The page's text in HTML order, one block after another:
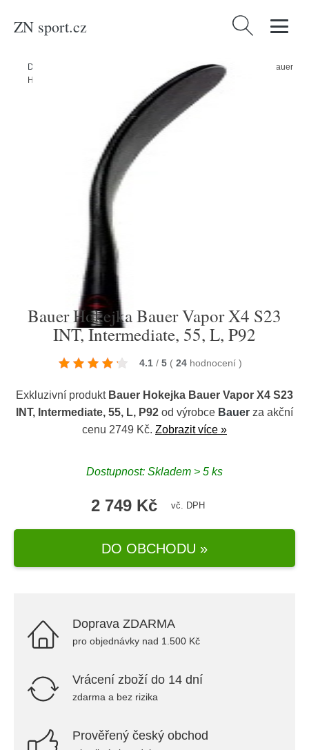
ZN sport.cz Vyhledávání
Domů /Zimní sporty
Bauer
Hokejka Bauer Vapor X4 S23 INT, Intermediate, 55, L, P92
Bauer Hokejka Bauer Vapor X4 S23
INT, Intermediate, 55, L, P92
4.1 / 5 ( 24 hodnocení )
Exkluzivní produkt Bauer Hokejka Bauer Vapor X4 S23
INT, Intermediate, 55, L, P92 od výrobce Bauer za akční
cenu 2749 Kč. Zobrazit více »
Dostupnost: Skladem > 5 ks
2 749 Kč vč. DPH
DO OBCHODU »
Doprava ZDARMA
pro objednávky nad 1.500 Kč
Vrácení zboží do 14 dní
zdarma a bez rizika
Prověřený český obchod